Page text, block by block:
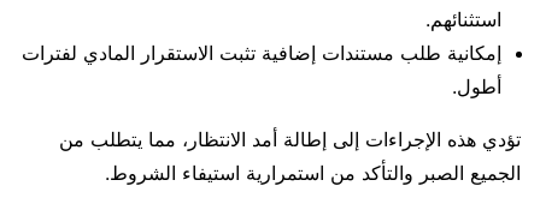
استثنائهم.
إمكانية طلب مستندات إضافية تثبت الاستقرار المادي لفترات
أطول.
تؤدي هذه الإجراءات إلى إطالة أمد الانتظار، مما يتطلب من
الجميع الصبر والتأكد من استمرارية استيفاء الشروط.